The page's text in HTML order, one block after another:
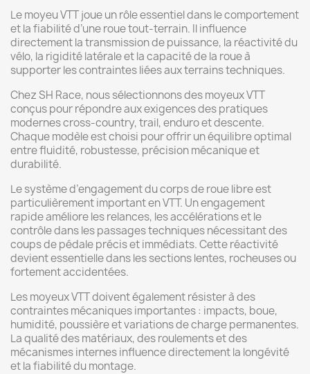
Le moyeu VTT joue un rôle essentiel dans le comportement
et la fiabilité d’une roue tout-terrain. Il influence
directement la transmission de puissance, la réactivité du
vélo, la rigidité latérale et la capacité de la roue à
supporter les contraintes liées aux terrains techniques.
Chez SH Race, nous sélectionnons des moyeux VTT
conçus pour répondre aux exigences des pratiques
modernes cross-country, trail, enduro et descente.
Chaque modèle est choisi pour offrir un équilibre optimal
entre fluidité, robustesse, précision mécanique et
durabilité.
Le système d’engagement du corps de roue libre est
particulièrement important en VTT. Un engagement
rapide améliore les relances, les accélérations et le
contrôle dans les passages techniques nécessitant des
coups de pédale précis et immédiats. Cette réactivité
devient essentielle dans les sections lentes, rocheuses ou
fortement accidentées.
Les moyeux VTT doivent également résister à des
contraintes mécaniques importantes : impacts, boue,
humidité, poussière et variations de charge permanentes.
La qualité des matériaux, des roulements et des
mécanismes internes influence directement la longévité
et la fiabilité du montage.